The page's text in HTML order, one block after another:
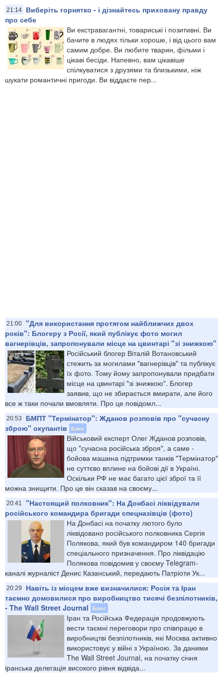
21:14
Виберіть горнятко - і дізнайтесь приховану правду
про себе
Ви екстравагантні, товариські і позитивні. Ви
бачите в людях тільки хороше, і від цього вам
самим добре. Ви любите тварин, фільми і
цікаві бесіди. Напевно, вам цікавіше
спілкуватися з друзями та близькими, ніж
шукати романтичні пригоди. Ви віддаєте пер...
21:00 "Для використання протягом найближчих двох
років": Блогеру з Росії, який публікує фото могил
вагнерівців, запропонували місце на цвинтарі "зі знижкою"
Російський блогер Віталій Вотановський
стежить за могилами "вагнерівців" та публікує
їх фото. Тому йому запропонували придбати
місце на цвинтарі "зі знижкою". Блогер
заявив, що не збирається вмирати, але його
все ж таки почали вмовляти. Про це повідомл...
20:53
БМПТ "Термінатор": Жданов розповів про "сучасну
зброю" окупантів
Блог
Військовий експерт Олег Жданов розповів,
що "сучасна російська зброя", а саме -
бойова машина підтримки танків "Термінатор"
не суттєво вплине на бойові дії в Україні.
Оскільки РФ не має багато цієї зброї та її
можна знищити. Про це він сказав на своєму...
20:41
"Настоящий полковник": На Донбасі ліквідували
російського командира бригади спецназівців (фото)
На Донбасі на початку лютого було
ліквідовано російського полковника Сергія
Полякова, який був командиром 140 бригади
спеціального призначення. Про ліквідацію
Полякова повідомив у своєму Telegram-
каналі журналіст Денис Казанський, передають Патріоти Ук...
20:29
Навіть із місцем вже визначилися: Росія та Іран
таємно домовилися про виробництво тисячі безпілотників,
- The Wall Street Journal
Блог
Іран та Російська Федерація продовжують
вести таємні переговори про співпрацю в
виробництві безпілотників, які Москва активно
використовує у війні з Україною. За даними
The Wall Street Journal, на початку січня
іранська делегація високого рівня відвіда...